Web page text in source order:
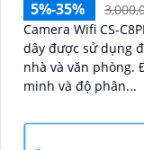
5%-35%
Camera Wifi CS-
dây được sử dụng
nhà và văn phòng. Được trang bị các tính năng thông
minh và độ phân...